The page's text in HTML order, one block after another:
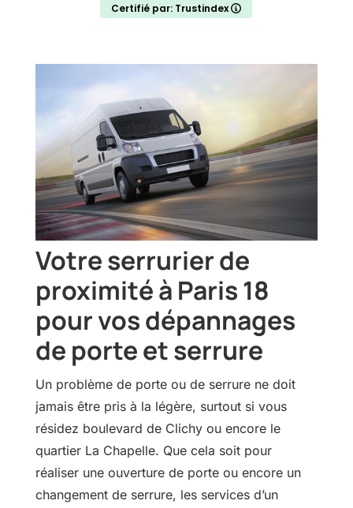
Certifié par: Trustindex
Votre serrurier de
proximité à Paris 18
pour vos dépannages
de porte et serrure
Un problème de porte ou de serrure ne doit
jamais être pris à la légère, surtout si vous
résidez boulevard de Clichy ou encore le
quartier La Chapelle. Que cela soit pour
réaliser une ouverture de porte ou encore un
changement de serrure, les services d’un